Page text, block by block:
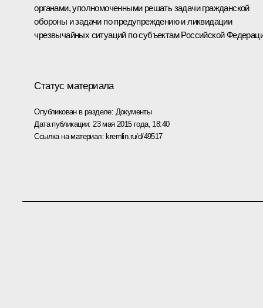
органами, уполномоченными решать задачи гражданской
обороны и задачи по предупреждению и ликвидации
чрезвычайных ситуаций по субъектам Российской
Статус материала
Опубликован в разделе: Документы
Дата публикации: 23 мая 2015 года, 18:40
Ссылка на материал: kremlin.ru/d/49517